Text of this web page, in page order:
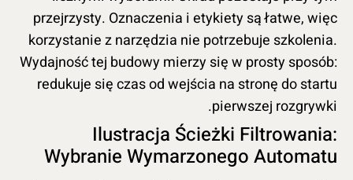
przejrzysty. Oznaczenia i etykiety są łatwe, więc
korzystanie z narzędzia nie potrzebuje szkolenia.
Wydajność tej budowy mierzy się w prosty sposób:
redukuje się czas od wejścia na stronę do startu
pierwszej rozgrywki.
Ilustracja Ścieżki Filtrowania:
Wybranie Wymarzonego Automatu